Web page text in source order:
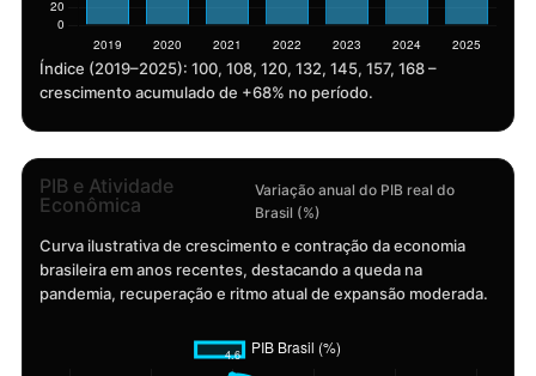
Índice (2019–2025): 100, 108, 120, 132, 145, 157, 168 –
crescimento acumulado de +68% no período.
PIB e Atividade
Econômica
Variação anual do PIB real do
Brasil (%)
Curva ilustrativa de crescimento e contração da economia
brasileira em anos recentes, destacando a queda na
pandemia, recuperação e ritmo atual de expansão moderada.